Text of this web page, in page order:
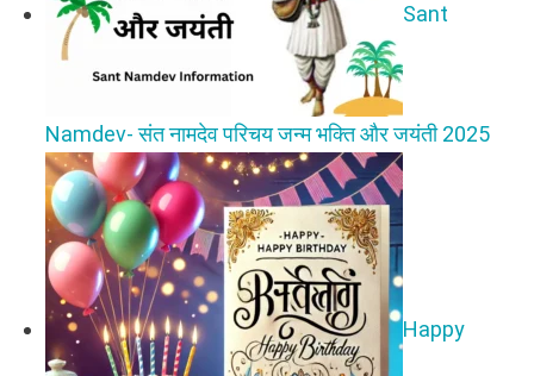
Sant
Namdev- संत नामदेव परिचय जन्म भक्ति और जयंती 2025
Happy